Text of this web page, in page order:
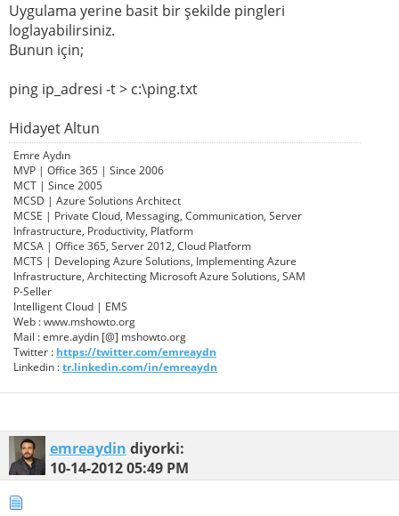
Uygulama yerine basit bir şekilde pingleri
loglayabilirsiniz.
Bunun için;
ping ip_adresi -t > c:\ping.txt
Hidayet Altun
Emre Aydın
MVP | Office 365 | Since 2006
MCT | Since 2005
MCSD | Azure Solutions Architect
MCSE | Private Cloud, Messaging, Communication, Server
Infrastructure, Productivity, Platform
MCSA | Office 365, Server 2012, Cloud Platform
MCTS | Developing Azure Solutions, Implementing Azure
Infrastructure, Architecting Microsoft Azure Solutions, SAM
P-Seller
Intelligent Cloud | EMS
Web : www.mshowto.org
Mail : emre.aydin [@] mshowto.org
Twitter : https://twitter.com/emreaydn
Linkedin :tr.linkedin.com/in/emreaydn
emreaydin diyorki:
10-14-201205:49 PM